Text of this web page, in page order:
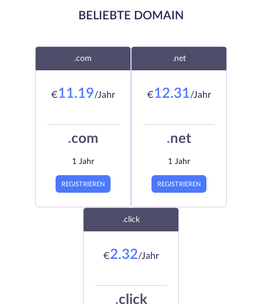
BELIEBTE DOMAIN
.com
€11.19/Jahr
.com
1 Jahr
REGISTRIEREN
.net
€12.31/Jahr
.net
1 Jahr
REGISTRIEREN
.click
€2.32/Jahr
.click